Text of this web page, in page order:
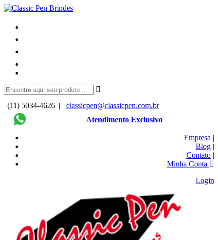
(11) 5034-4626 |
classicpen@classicpen.com.br
Atendimento Exclusivo
Empresa |
Blog |
Contato |
Minha Conta
Login